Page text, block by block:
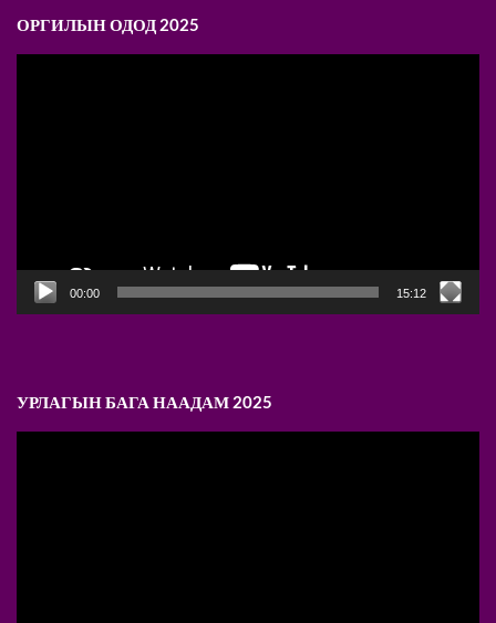
ОРГИЛЫН ОДОД 2025
00:00 15:12
УРЛАГЫН БАГА НААДАМ 2025